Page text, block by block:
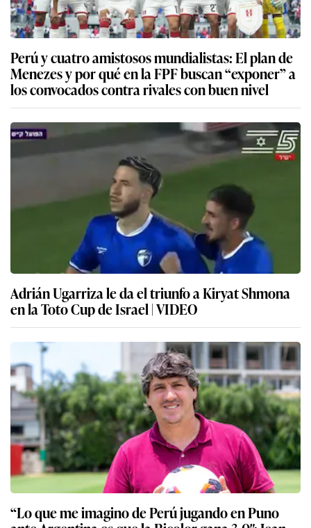
Perú y cuatro amistosos mundialistas: El plan de
Menezes y por qué en la FPF buscan “exponer” a
los convocados contra rivales con buen nivel
Adrián Ugarriza le da el triunfo a Kiryat Shmona
en la Toto Cup de Israel | VIDEO
“Lo que me imagino de Perú jugando en Puno